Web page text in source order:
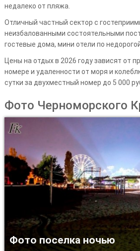
недалеко от пляжа.
Отличный частный сектор с
неизбалованными состоятельными
гостевые дома, мини отели по
Цены на отдых в 2026 году зависят от
номере и удаленности от моря и
сутки за двухместный номер до 5 000
Фото Черноморского
Фото поселка ночью